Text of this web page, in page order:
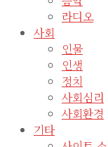
라디오
사회
인물
인생
정치
사회심리
사회환경
기타